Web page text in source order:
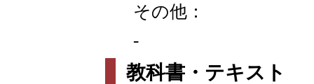
その他：
-
教科書・テキスト